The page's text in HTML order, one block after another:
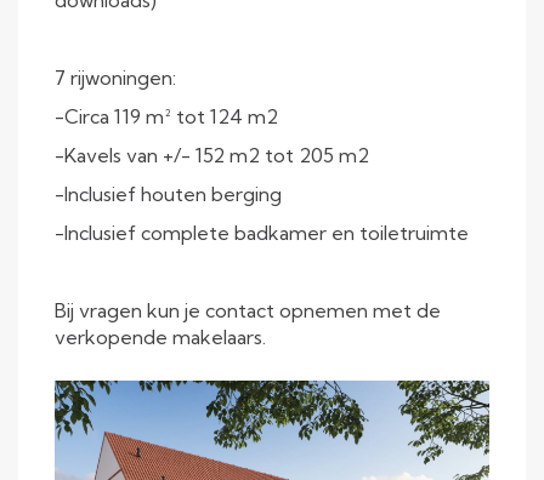
7 rijwoningen:
-Circa 119 m² tot 124 m2
-Kavels van +/- 152 m2 tot 205 m2
-Inclusief houten berging
-Inclusief complete badkamer en toiletruimte
Bij vragen kun je contact opnemen met de
verkopende makelaars.